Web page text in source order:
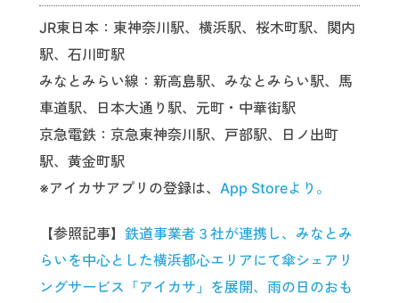
JR東日本：東神奈川駅、横浜駅、桜木町駅、関内
駅、石川町駅
みなとみらい線：新高島駅、みなとみらい駅、馬
車道駅、日本大通り駅、元町・中華街駅
京急電鉄：京急東神奈川駅、戸部駅、日ノ出町
駅、黄金町駅
※アイカサアプリの登録は、 App Storeより。
【参照記事】 鉄道事業者３社が連携し、みなとみ
らいを中心とした横浜都心エリアにて傘シェアリ
ングサービス「アイカサ」を展開、雨の日のおも